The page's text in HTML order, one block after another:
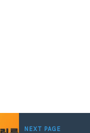
NEXT PAGE